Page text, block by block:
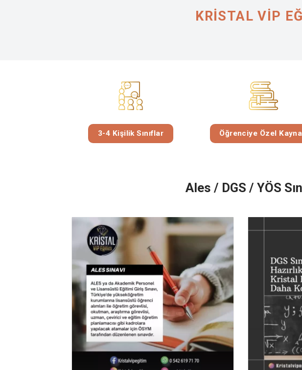
KRISTAL VIP
3-4 Kişilik Sınıflar Öğrenciye Özel
Ales / DGS / YÖS